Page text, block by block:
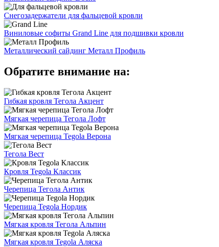
Снегозадержатели для фальцевой кровли
Виниловые софиты Grand Line для подшивки кровли
Металлический сайдинг Металл Профиль
Обратите внимание на:
Гибкая кровля Тегола Акцент
Мягкая черепица Тегола Лофт
Мягкая черепица Tegola Верона
Тегола Вест
Кровля Tegola Классик
Черепица Тегола Антик
Черепица Tegola Нордик
Мягкая кровля Тегола Альпин
Мягкая кровля Tegola Аляска